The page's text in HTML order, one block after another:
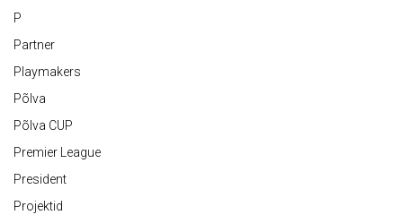
P
Partner
Playmakers
Põlva
Põlva CUP
Premier League
President
Projektid